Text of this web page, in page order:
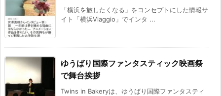
「横浜を旅したくなる」をコンセプトにした情報サ
イト「横浜Viaggio」でインタ ...
ゆうばり国際ファンタスティック映画祭
で舞台挨拶
Twins in Bakeryは、ゆうばり国際ファンタスティ